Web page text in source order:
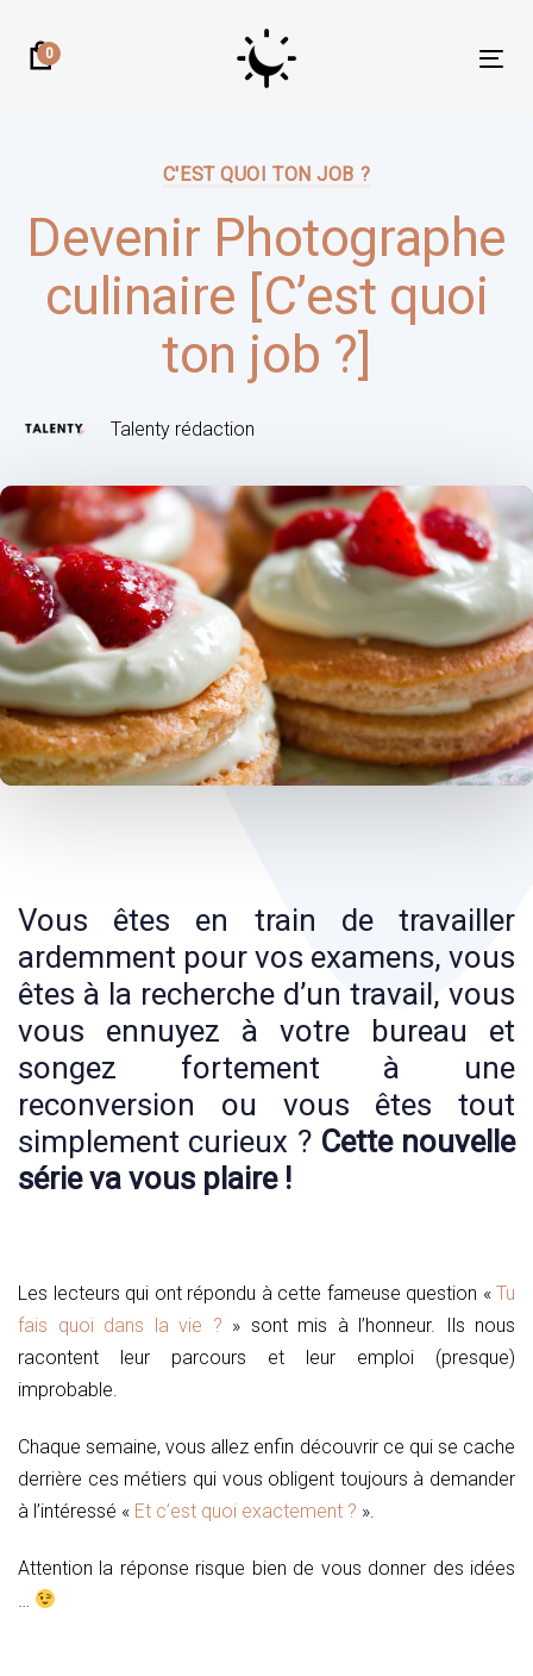
links
0
C'EST QUOI TON JOB ?
Devenir Photographe
culinaire [C’est quoi
ton job ?]
Talenty rédaction
Vous êtes en train de travailler
ardemment pour vos examens, vous
êtes à la recherche d’un travail, vous
vous ennuyez à votre bureau et
songez fortement à une
reconversion ou vous êtes tout
simplement curieux ? Cette nouvelle
série va vous plaire !
Les lecteurs qui ont répondu à cette fameuse question « Tu
fais quoi dans la vie ? » sont mis à l’honneur. Ils nous
racontent leur parcours et leur emploi (presque)
improbable.
Chaque semaine, vous allez enfin découvrir ce qui se cache
derrière ces métiers qui vous obligent toujours à demander
à l’intéressé « Et c’est quoi exactement ? ».
Attention la réponse risque bien de vous donner des idées